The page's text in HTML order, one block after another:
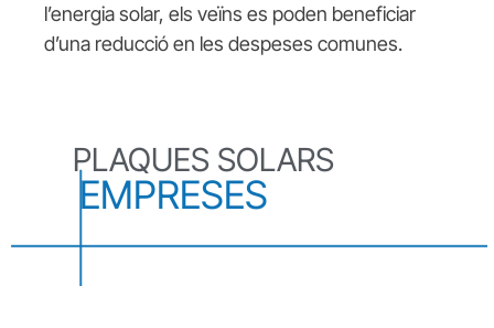
l’energia solar, els veïns es poden beneficiar
d’una reducció en les despeses comunes.
PLAQUES SOLARS
EMPRESES